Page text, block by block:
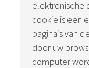
elektronische
cookie is een
pagina’s van
door uw
computer